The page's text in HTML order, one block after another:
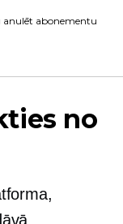
anulēt abonementu
no